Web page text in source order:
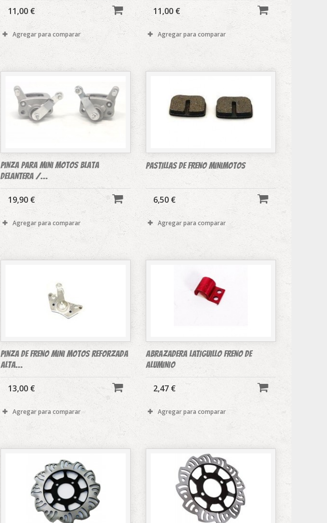
11,00 €
Agregar para comparar
11,00 €
Agregar para comparar
Pinza para mini motos Blata
delantera /...
19,90 €
Agregar para comparar
PASTILLAS DE FRENO MINIMOTOS
6,50 €
Agregar para comparar
Pinza DE FRENO mini motos reforzada
alta...
13,00 €
Agregar para comparar
ABRAZADERA LATIGUILLO FRENO DE
ALUMINIO
2,47 €
Agregar para comparar